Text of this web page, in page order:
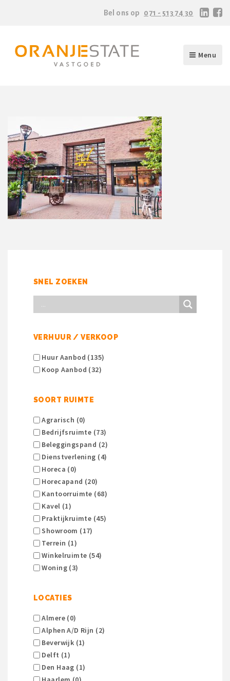
Bel ons op 071 - 513 74 30
Menu
SNEL ZOEKEN
VERHUUR / VERKOOP
Huur Aanbod (135)
Koop Aanbod (32)
SOORT RUIMTE
Agrarisch (0)
Bedrijfsruimte (73)
Beleggingspand (2)
Dienstverlening (4)
Horeca (0)
Horecapand (20)
Kantoorruimte (68)
Kavel (1)
Praktijkruimte (45)
Showroom (17)
Terrein (1)
Winkelruimte (54)
Woning (3)
LOCATIES
Almere (0)
Alphen A/d Rijn (2)
Beverwijk (1)
Delft (1)
Den Haag (1)